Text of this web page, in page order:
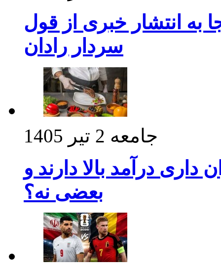
به انتشار خبری از قول
سردار رادان
جامعه 2 تیر 1405
درآمد بالا دارند و
بعضی نه؟